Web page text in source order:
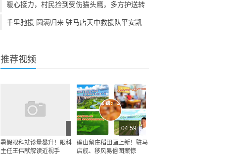
暖心接力，村民捡到受伤猫头鹰，多方护送转
千里驰援 圆满归来 驻马店天中救援队平安凯
推荐视频
暑假眼科就诊量攀升！眼科
主任王伟献解读近视手
04:59
确山留庄稻田画上新！驻马
店舰、移风易俗图案惊